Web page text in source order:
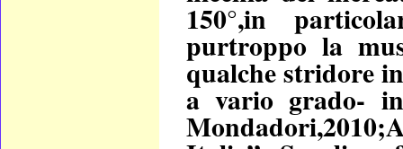
150°,in
purtroppo la
qualche stridore
a vario grado-